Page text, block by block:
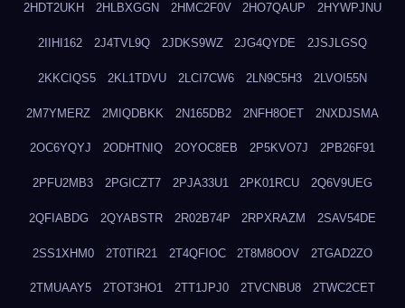
2HDT2UKH 2HLBXGGN 2HMC2F0V 2HO7QAUP 2HYWPJNU
2IIHI162 2J4TVL9Q 2JDKS9WZ 2JG4QYDE 2JSJLGSQ
2KKCIQS5 2KL1TDVU 2LCI7CW6 2LN9C5H3 2LVOI55N
2M7YMERZ 2MIQDBKK 2N165DB2 2NFH8OET 2NXDJSMA
2OC6YQYJ 2ODHTNIQ 2OYOC8EB 2P5KVO7J 2PB26F91
2PFU2MB3 2PGICZT7 2PJA33U1 2PK01RCU 2Q6V9UEG
2QFIABDG 2QYABSTR 2R02B74P 2RPXRAZM 2SAV54DE
2SS1XHM0 2T0TIR21 2T4QFIOC 2T8M8OOV 2TGAD2ZO
2TMUAAY5 2TOT3HO1 2TT1JPJ0 2TVCNBU8 2TWC2CET